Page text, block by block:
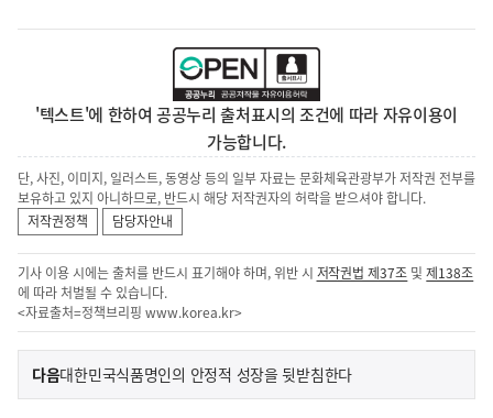
'텍스트'에 한하여 공공누리 출처표시의 조건에 따라 자유이용이
가능합니다.
단, 사진, 이미지, 일러스트, 동영상 등의 일부 자료는 문화체육관광부가 저작권 전부를
보유하고 있지 아니하므로, 반드시 해당 저작권자의 허락을 받으셔야 합니다.
저작권정책
담당자안내
기사 이용 시에는 출처를 반드시 표기해야 하며, 위반 시 저작권법 제37조 및제138조
에 따라 처벌될 수 있습니다.
<자료출처=정책브리핑 www.korea.kr>
이
전
다음기
대한민국식품명인의 안정적 성장을 뒷받침한다